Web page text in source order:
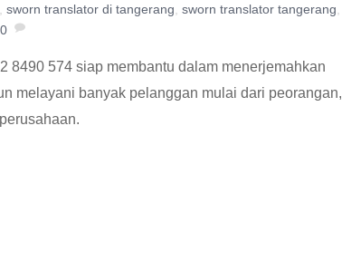
,sworn translator di tangerang ,sworn translator tangerang
0
8490 574 siap membantu dalam menerjemahkan
melayani banyak pelanggan mulai dari peorangan,